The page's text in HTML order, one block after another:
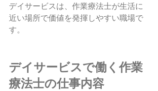
デイサービスは、作業療法士が生活に
近い場所で価値を発揮しやすい職場で
す。
デイサービスで働く作業
療法士の仕事内容